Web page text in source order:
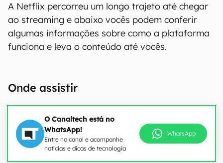
A Netflix percorreu um longo trajeto até chegar
ao streaming e abaixo vocês podem conferir
algumas informações sobre como a plataforma
funciona e leva o conteúdo até vocês.
Onde assistir
O Canaltech está no
WhatsApp!
Entre no canal e acompanhe
notícias e dicas de tecnologia
WhatsApp